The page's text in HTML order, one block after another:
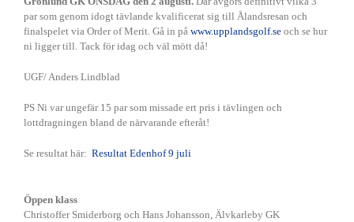
par som genom idogt tävlande kvalificerat sig till Ålandsresan och
finalspelet via Order of Merit. Gå in på www.upplandsgolf.seoch se hur
ni ligger till. Tack för idag och väl mött då!
UGF/ Anders Lindblad
PS Ni var ungefär 15 par som missade ert pris i tävlingen och
lottdragningen bland de närvarande efteråt!
Se resultat här: Resultat Edenhof 9 juli
Öppen klass
Christoffer Smiderborg och Hans Johansson, Älvkarleby GK